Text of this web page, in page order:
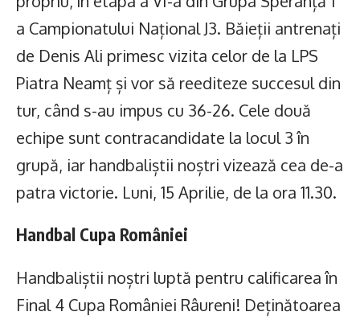
a Campionatului Național J3. Băieții antrenați
de Denis Ali primesc vizita celor de la LPS
Piatra Neamț și vor să reediteze succesul din
tur, când s-au impus cu 36-26. Cele două
echipe sunt contracandidate la locul 3 în
grupă, iar handbaliștii noștri vizează cea de-a
patra victorie. Luni, 15 Aprilie, de la ora 11.30.
Handbal Cupa României
Handbaliștii noștri luptă pentru calificarea în
Final 4 Cupa României Râureni! Deținătoarea